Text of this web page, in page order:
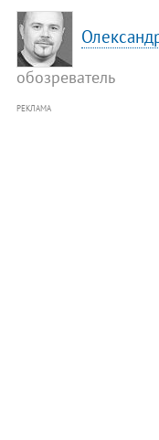
обозреватель
РЕКЛАМА